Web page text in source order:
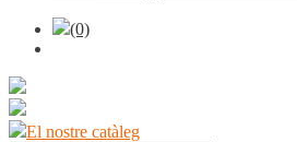
(0)
El nostre catàleg